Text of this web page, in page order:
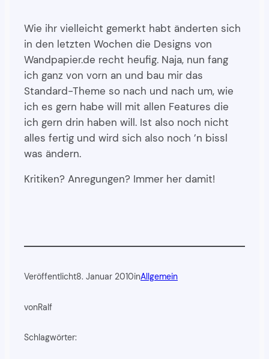
Wie ihr vielleicht gemerkt habt änderten sich
in den letzten Wochen die Designs von
Wandpapier.de recht heufig. Naja, nun fang
ich ganz von vorn an und bau mir das
Standard-Theme so nach und nach um, wie
ich es gern habe will mit allen Features die
ich gern drin haben will. Ist also noch nicht
alles fertig und wird sich also noch ’n bissl
was ändern.
Kritiken? Anregungen? Immer her damit!
Veröffentlicht8. Januar 2010inAllgemein
vonRalf
Schlagwörter: